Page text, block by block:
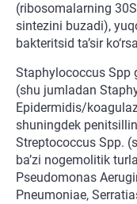
(ribosomalarning
sintezini buzadi),
bakteritsid ta’sir
Staphylococcus Spp
(shu jumladan
Epidermidis/
shuningdek
Streptococcus Spp.
ba’zi nogemolitik
Pseudomonas
Pneumoniae,